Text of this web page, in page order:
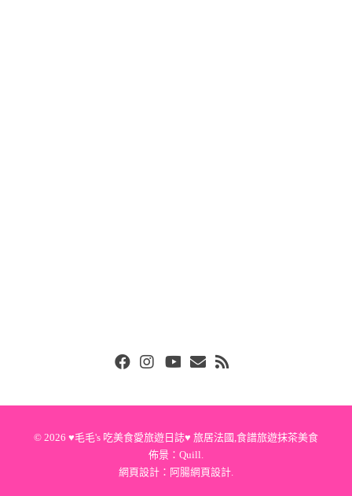
© 2026 ♥毛毛's 吃美食愛旅遊日誌♥ 旅居法國,食譜旅遊抹茶美食
佈景： Quill.
網頁設計： 阿腸網頁設計.